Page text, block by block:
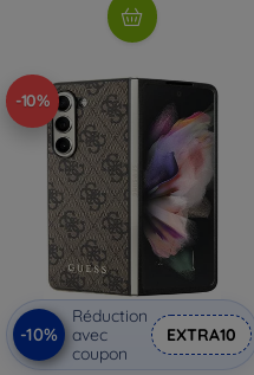
-10%
-10%
Réduction
avec
coupon
EXTRA10